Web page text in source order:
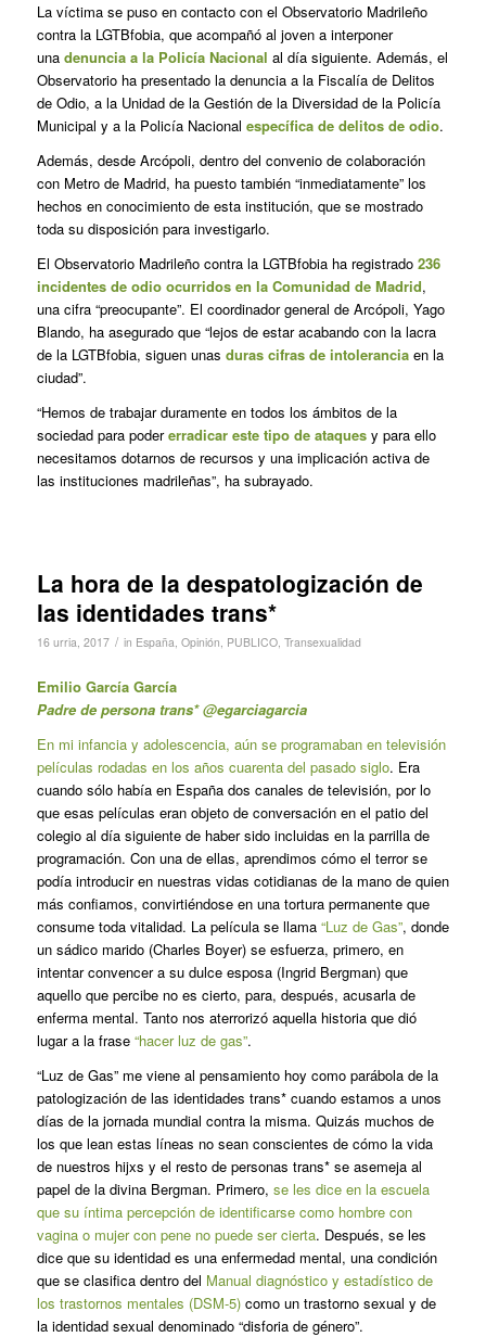
La víctima se puso en contacto con el Observatorio Madrileño
contra la LGTBfobia, que acompañó al joven a interponer
una denuncia a la Policía Nacional al día siguiente. Además, el
Observatorio ha presentado la denuncia a la Fiscalía de Delitos
de Odio, a la Unidad de la Gestión de la Diversidad de la Policía
Municipal y a la Policía Nacional específica de delitos de odio.
Además, desde Arcópoli, dentro del convenio de colaboración
con Metro de Madrid, ha puesto también “inmediatamente” los
hechos en conocimiento de esta institución, que se mostrado
toda su disposición para investigarlo.
El Observatorio Madrileño contra la LGTBfobia ha registrado 236
incidentes de odio ocurridos en la Comunidad de Madrid,
una cifra “preocupante”. El coordinador general de Arcópoli, Yago
Blando, ha asegurado que “lejos de estar acabando con la lacra
de la LGTBfobia, siguen unas duras cifras de intoleranciaen la
ciudad”.
“Hemos de trabajar duramente en todos los ámbitos de la
sociedad para podererradicar este tipo de ataquesy para ello
necesitamos dotarnos de recursos y una implicación activa de
las instituciones madrileñas”, ha subrayado.
La hora de la despatologización de
las identidades trans*
16 urria, 2017 / in España, Opinión, PUBLICO, Transexualidad
Emilio García García
Padre de persona trans* @egarciagarcia
En mi infancia y adolescencia, aún se programaban en televisión
películas rodadas en los años cuarenta del pasado siglo. Era
cuando sólo había en España dos canales de televisión, por lo
que esas películas eran objeto de conversación en el patio del
colegio al día siguiente de haber sido incluidas en la parrilla de
programación. Con una de ellas, aprendimos cómo el terror se
podía introducir en nuestras vidas cotidianas de la mano de quien
más confiamos, convirtiéndose en una tortura permanente que
consume toda vitalidad. La película se llama “Luz de Gas”, donde
un sádico marido (Charles Boyer) se esfuerza, primero, en
intentar convencer a su dulce esposa (Ingrid Bergman) que
aquello que percibe no es cierto, para, después, acusarla de
enferma mental. Tanto nos aterrorizó aquella historia que dió
lugar a la frase “hacer luz de gas”.
“Luz de Gas” me viene al pensamiento hoy como parábola de la
patologización de las identidades trans* cuando estamos a unos
días de la jornada mundial contra la misma. Quizás muchos de
los que lean estas líneas no sean conscientes de cómo la vida
de nuestros hijxs y el resto de personas trans* se asemeja al
papel de la divina Bergman. Primero, se les dice en la escuela
que su íntima percepción de identificarse como hombre con
vagina o mujer con pene no puede ser cierta. Después, se les
dice que su identidad es una enfermedad mental, una condición
que se clasifica dentro del Manual diagnóstico y estadístico de
los trastornos mentales (DSM-5)como un trastorno sexual y de
la identidad sexual denominado “disforia de género”.